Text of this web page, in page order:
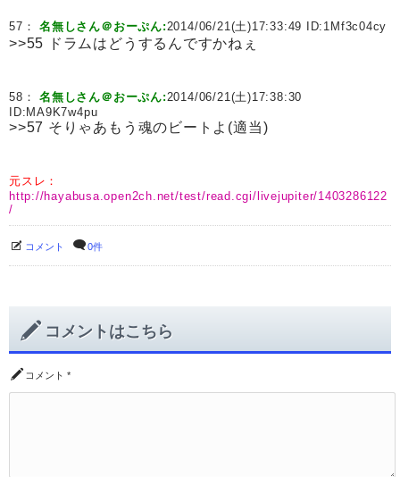
57：名無しさん＠おーぷん:2014/06/21(土)17:33:49 ID: 1Mf3c04cy
>>55 ドラムはどうするんですかねぇ
58：名無しさん＠おーぷん:2014/06/21(土)17:38:30
ID: MA9K7w4pu
>>57 そりゃあもう魂のビートよ(適当)
元スレ：
http://hayabusa.open2ch.net/test/read.cgi/livejupiter/1403286122
/
コメント 0件
コメントはこちら
コメント *